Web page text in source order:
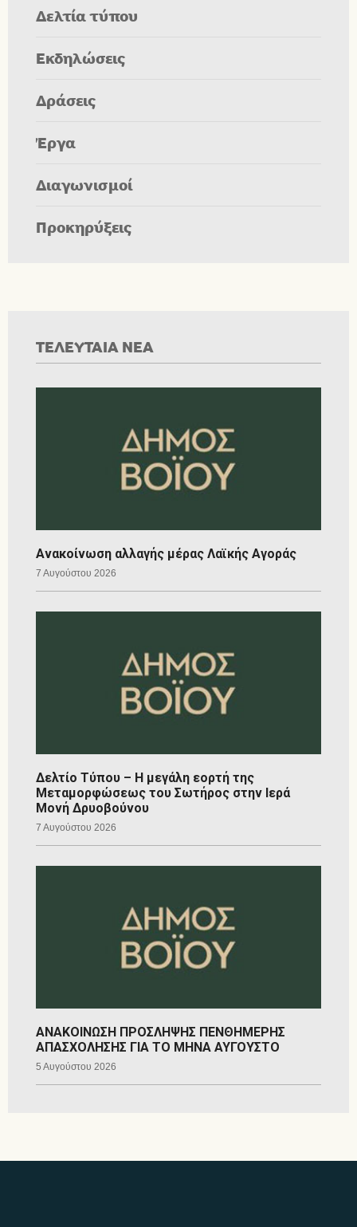
Δελτία τύπου
Εκδηλώσεις
Δράσεις
Έργα
Διαγωνισμοί
Προκηρύξεις
ΤΕΛΕΥΤΑΙΑ ΝΕΑ
Ανακοίνωση αλλαγής μέρας Λαϊκής Αγοράς
7 Αυγούστου 2026
Δελτίο Τύπου – Η μεγάλη εορτή της
Μεταμορφώσεως του Σωτήρος στην Ιερά
Μονή Δρυοβούνου
7 Αυγούστου 2026
ΑΝΑΚΟΙΝΩΣΗ ΠΡΟΣΛΗΨΗΣ ΠΕΝΘΗΜΕΡΗΣ
ΑΠΑΣΧΟΛΗΣΗΣ ΓΙΑ ΤΟ ΜΗΝΑ ΑΥΓΟΥΣΤΟ
5 Αυγούστου 2026